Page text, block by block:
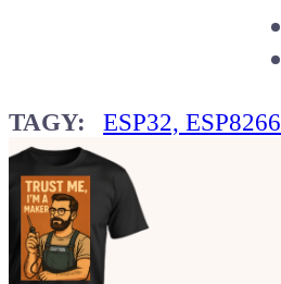
TAGY: ESP32, ESP8266